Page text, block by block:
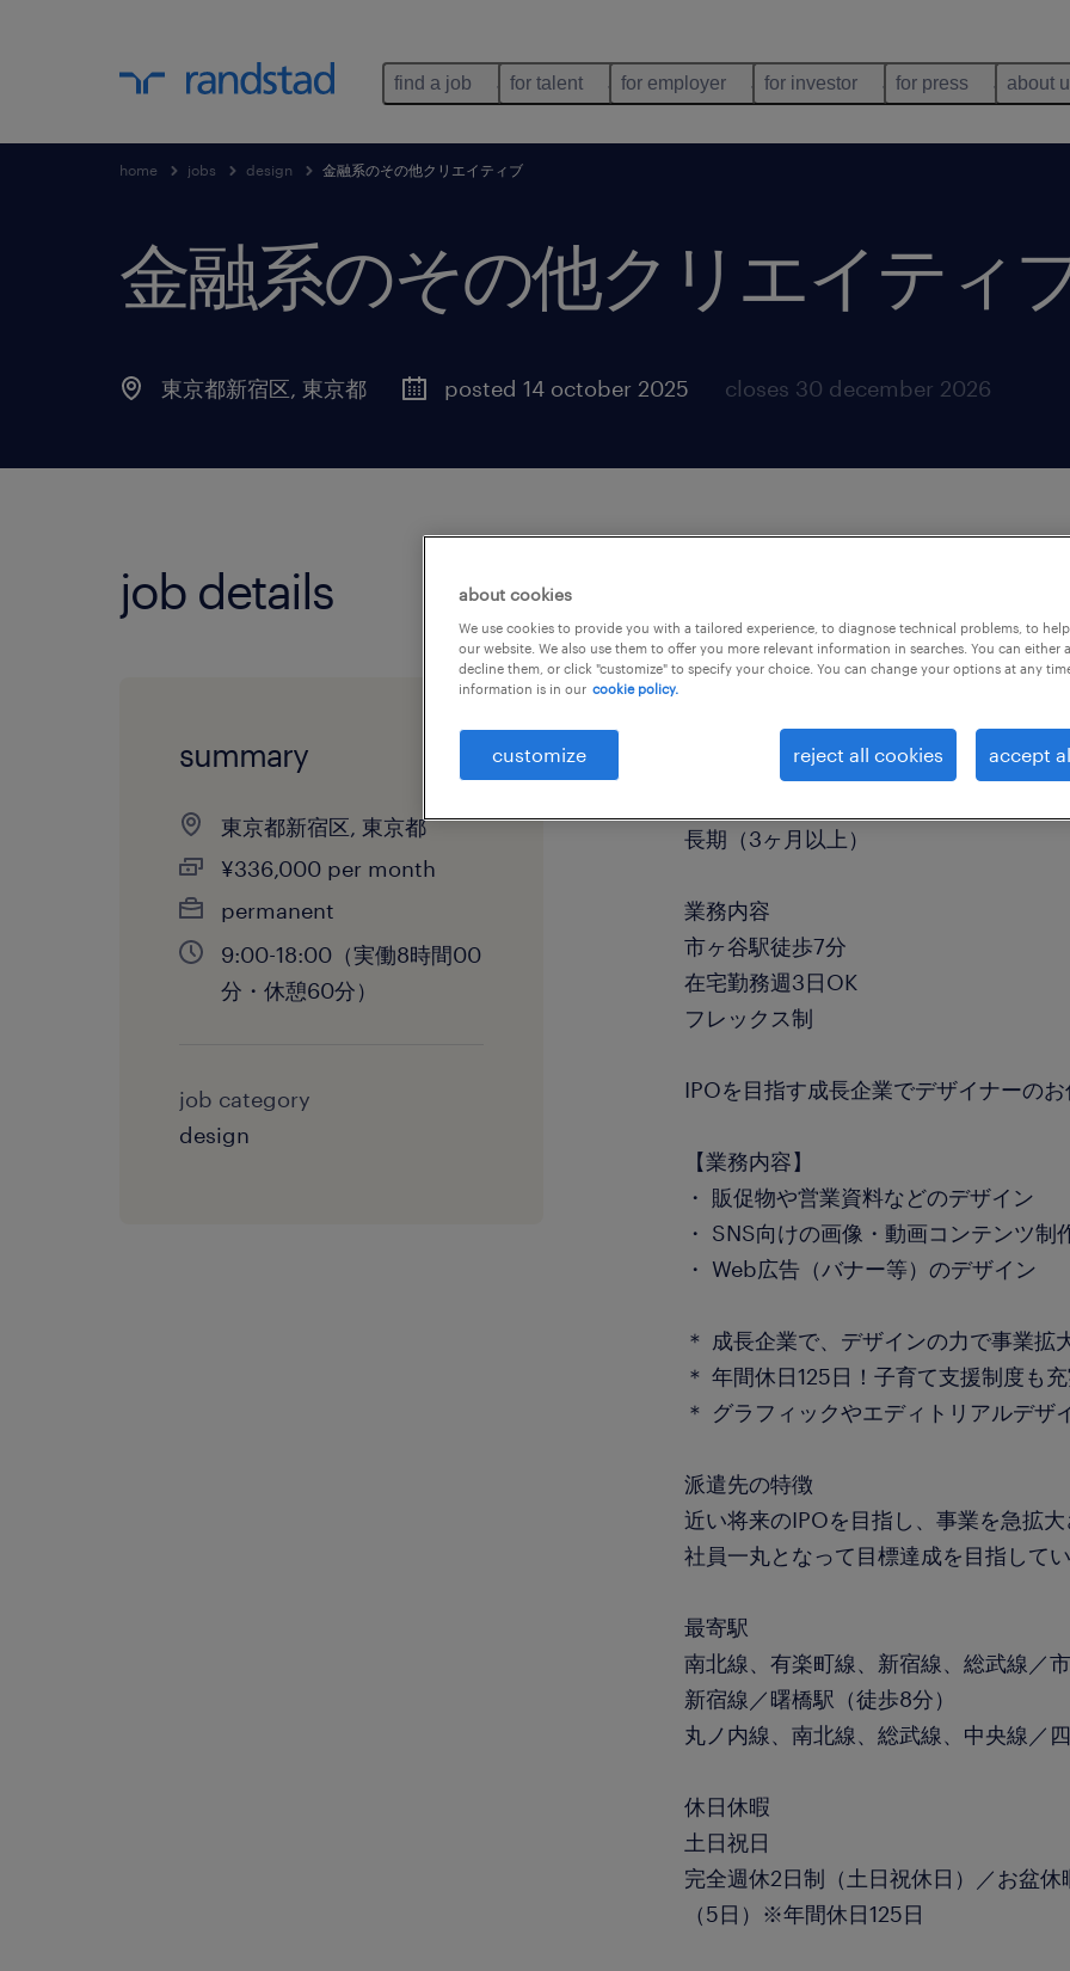
find a job for talent for employer for investor for press about
home jobs design 金融系のその他クリエイティブ
金融系のその他クリエイティ
東京都新宿区, 東京都 posted 14 october 2025 closes 30 december 2026
job details
summary
東京都新宿区, 東京都
¥336,000 per month
permanent
9:00-18:00（実働8時間00
分・休憩60分）
job category
design
その他クリエイティブ
長期（3ヶ月以上）
業務内容
市ヶ谷駅徒歩7分
在宅勤務週3日OK
フレックス制
IPOを目指す成長企業でデザイナーのお
【業務内容】
・ 販促物や営業資料などのデザイン
・ SNS向けの画像・動画コンテンツ制
・ Web広告（バナー等）のデザイン
＊ 成長企業で、デザインの力で事業拡
＊ 年間休日125日！子育て支援制度も
＊ グラフィックやエディトリアルデザ
派遣先の特徴
近い将来のIPOを目指し、事業を急拡大
社員一丸となって目標達成を目指してい
最寄駅
南北線、有楽町線、新宿線、総武線／
新宿線／曙橋駅（徒歩8分）
丸ノ内線、南北線、総武線、中央線／
休日休暇
土日祝日
完全週休2日制（⼟⽇祝休⽇）／お盆
（5⽇）※年間休日125日
about cookies
We use cookies to provide you with a tailored experience, to diagnose technical problems, to
our website. We also use them to offer you more relevant information in searches. You can either
decline them, or click "customize" to specify your choice. You can change your options at any
information is in our cookie policy.
customize reject all cookies accept